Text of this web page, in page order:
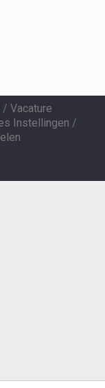
/ Vacature
Instellingen /